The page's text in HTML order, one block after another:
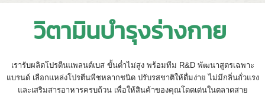
วิตามินบำรุงร่างกาย
เรารับผลิตโปรตีนแพลนต์เบส ขั้นต่ำไม่สูง พร้อมทีม R&D พัฒนาสูตรเฉพาะ
แบรนด์ เลือกแหล่งโปรตีนพืชหลากชนิด ปรับรสชาติให้ดื่มง่าย ไม่มีกลิ่นถั่วแรง
และเสริมสารอาหารครบถ้วน เพื่อให้สินค้าของคุณโดดเด่นในตลาดสาย